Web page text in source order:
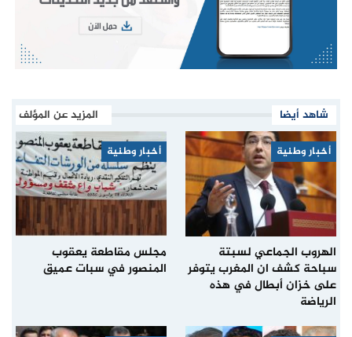
شاهد أيضا المزيد عن المؤلف
أخبار وطنية
الهروب الجماعي لسبتة
سباحة كشف ان المغرب يتوفر
على خزان أبطال في هذه
الرياضة
أخبار وطنية
مجلس مقاطعة يعقوب
المنصور في سبات عميق